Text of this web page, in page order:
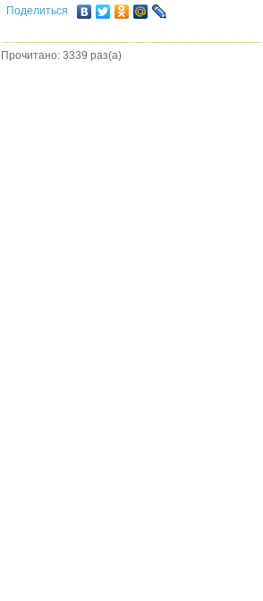
Поделиться
Прочитано: 3339 раз(а)